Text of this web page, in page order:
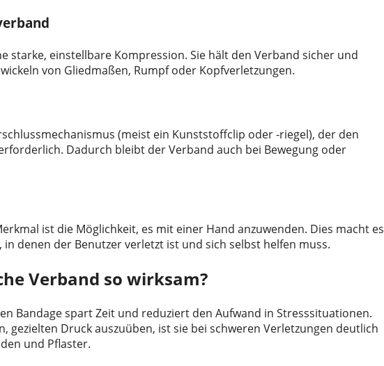
starke, einstellbare Kompression. Sie hält den Verband sicher und
von Gliedmaßen, Rumpf oder Kopfverletzungen.
(meist ein Kunststoffclip oder -riegel), der den
Dadurch bleibt der Verband auch bei Bewegung oder
ist die Möglichkeit, es mit einer Hand anzuwenden. Dies macht es
denen der Benutzer verletzt ist und sich selbst helfen muss.
Verband so wirksam?
Bandage spart Zeit und reduziert den Aufwand in Stresssituationen.
gezielten Druck auszuüben, ist sie bei schweren Verletzungen deutlich
und Pflaster.